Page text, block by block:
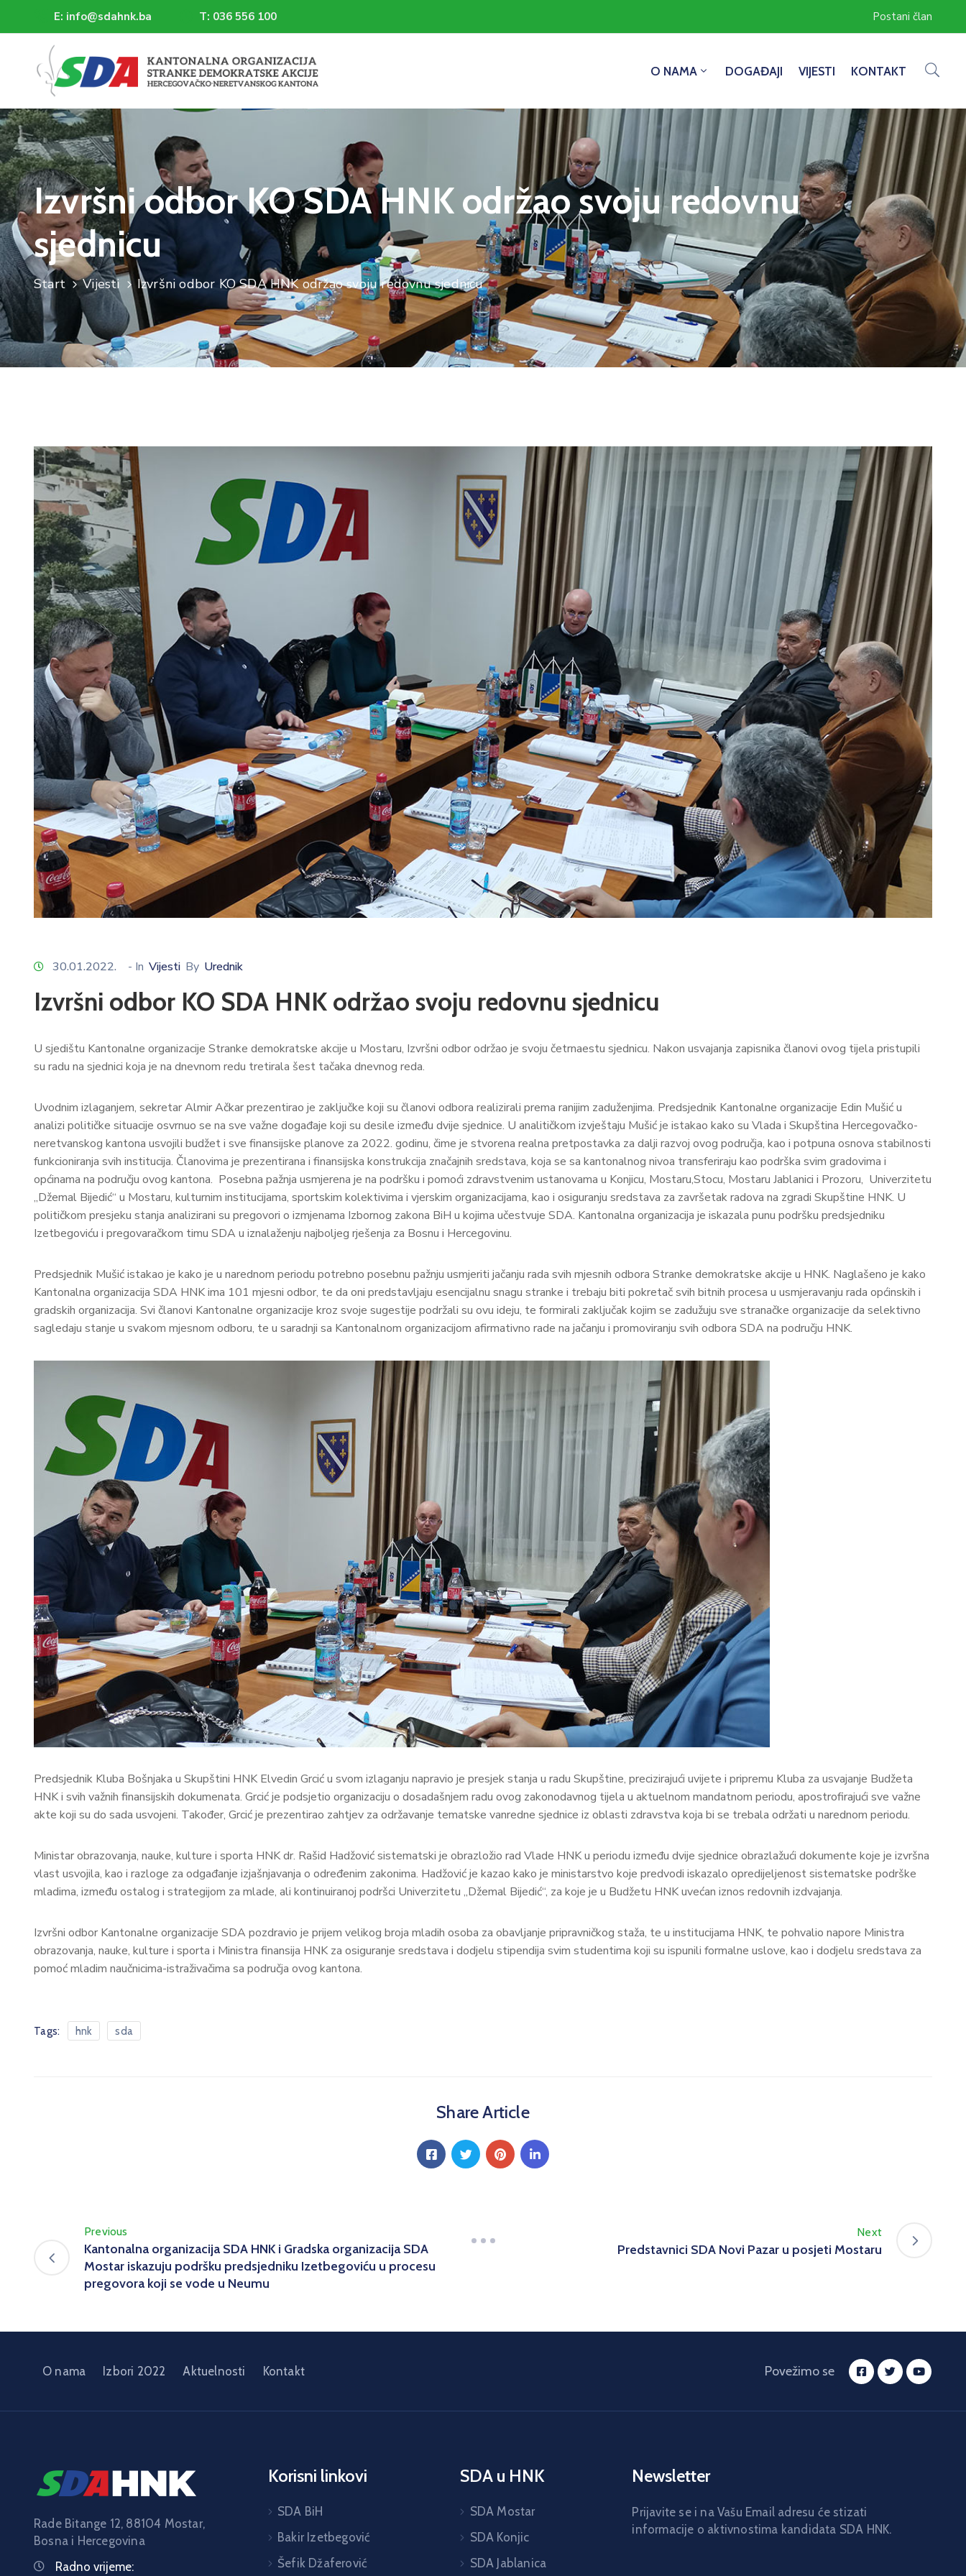
E: info@sdahnk.ba T: 036 556 100 Postani član
O NAMA DOGAĐAJI VIJESTI KONTAKT
Izvršni odbor KO SDA HNK održao svoju redovnu
sjednicu
Start Vijesti Izvršni odbor KO SDA HNK održao svoju redovnu sjednicu
30.01.2022. - In Vijesti By Urednik
Izvršni odbor KO SDA HNK održao svoju redovnu sjednicu
U sjedištu Kantonalne organizacije Stranke demokratske akcije u Mostaru, Izvršni odbor održao je svoju četrnaestu sjednicu. Nakon usvajanja zapisnika članovi ovog tijela pristupili
su radu na sjednici koja je na dnevnom redu tretirala šest tačaka dnevnog reda.
Uvodnim izlaganjem, sekretar Almir Ačkar prezentirao je zaključke koji su članovi odbora realizirali prema ranijim zaduženjima. Predsjednik Kantonalne organizacije Edin Mušić u
analizi političke situacije osvrnuo se na sve važne događaje koji su desile između dvije sjednice. U analitičkom izvještaju Mušić je istakao kako su Vlada i Skupština Hercegovačko-
neretvanskog kantona usvojili budžet i sve finansijske planove za 2022. godinu, čime je stvorena realna pretpostavka za dalji razvoj ovog područja, kao i potpuna osnova stabilnosti
funkcioniranja svih institucija. Članovima je prezentirana i finansijska konstrukcija značajnih sredstava, koja se sa kantonalnog nivoa transferiraju kao podrška svim gradovima i
općinama na području ovog kantona. Posebna pažnja usmjerena je na podršku i pomoći zdravstvenim ustanovama u Konjicu, Mostaru,Stocu, Mostaru Jablanici i Prozoru, Univerzitetu
„Džemal Bijedić“ u Mostaru, kulturnim institucijama, sportskim kolektivima i vjerskim organizacijama, kao i osiguranju sredstava za završetak radova na zgradi Skupštine HNK. U
političkom presjeku stanja analizirani su pregovori o izmjenama Izbornog zakona BiH u kojima učestvuje SDA. Kantonalna organizacija je iskazala punu podršku predsjedniku
Izetbegoviću i pregovaračkom timu SDA u iznalaženju najboljeg rješenja za Bosnu i Hercegovinu.
Predsjednik Mušić istakao je kako je u narednom periodu potrebno posebnu pažnju usmjeriti jačanju rada svih mjesnih odbora Stranke demokratske akcije u HNK. Naglašeno je kako
Kantonalna organizacija SDA HNK ima 101 mjesni odbor, te da oni predstavljaju esencijalnu snagu stranke i trebaju biti pokretač svih bitnih procesa u usmjeravanju rada općinskih i
gradskih organizacija. Svi članovi Kantonalne organizacije kroz svoje sugestije podržali su ovu ideju, te formirali zaključak kojim se zadužuju sve stranačke organizacije da selektivno
sagledaju stanje u svakom mjesnom odboru, te u saradnji sa Kantonalnom organizacijom afirmativno rade na jačanju i promoviranju svih odbora SDA na području HNK.
Predsjednik Kluba Bošnjaka u Skupštini HNK Elvedin Grcić u svom izlaganju napravio je presjek stanja u radu Skupštine, precizirajući uvijete i pripremu Kluba za usvajanje Budžeta
HNK i svih važnih finansijskih dokumenata. Grcić je podsjetio organizaciju o dosadašnjem radu ovog zakonodavnog tijela u aktuelnom mandatnom periodu, apostrofirajući sve važne
akte koji su do sada usvojeni. Također, Grcić je prezentirao zahtjev za održavanje tematske vanredne sjednice iz oblasti zdravstva koja bi se trebala održati u narednom periodu.
Ministar obrazovanja, nauke, kulture i sporta HNK dr. Rašid Hadžović sistematski je obrazložio rad Vlade HNK u periodu između dvije sjednice obrazlažući dokumente koje je izvršna
vlast usvojila, kao i razloge za odgađanje izjašnjavanja o određenim zakonima. Hadžović je kazao kako je ministarstvo koje predvodi iskazalo opredijeljenost sistematske podrške
mladima, između ostalog i strategijom za mlade, ali kontinuiranoj podršci Univerzitetu „Džemal Bijedić“, za koje je u Budžetu HNK uvećan iznos redovnih izdvajanja.
Izvršni odbor Kantonalne organizacije SDA pozdravio je prijem velikog broja mladih osoba za obavljanje pripravničkog staža, te u institucijama HNK, te pohvalio napore Ministra
obrazovanja, nauke, kulture i sporta i Ministra finansija HNK za osiguranje sredstava i dodjelu stipendija svim studentima koji su ispunili formalne uslove, kao i dodjelu sredstava za
pomoć mladim naučnicima-istraživačima sa područja ovog kantona.
Tags: hnk sda
Share Article
Previous
Kantonalna organizacija SDA HNK i Gradska organizacija SDA
Mostar iskazuju podršku predsjedniku Izetbegoviću u procesu
pregovora koji se vode u Neumu
Next
Predstavnici SDA Novi Pazar u posjeti Mostaru
O nama Izbori 2022 Aktuelnosti Kontakt Povežimo se
Rade Bitange 12, 88104 Mostar,
Bosna i Hercegovina
Radno vrijeme:
Korisni linkovi
SDA BiH
Bakir Izetbegović
Šefik Džaferović
SDA u HNK
SDA Mostar
SDA Konjic
SDA Jablanica
Newsletter
Prijavite se i na Vašu Email adresu će stizati
informacije o aktivnostima kandidata SDA HNK.